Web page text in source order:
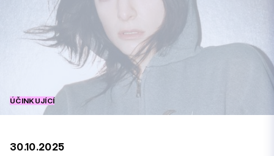
ÚČINKUJÍCÍ
30.10.2025